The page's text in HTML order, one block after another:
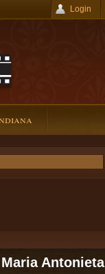
Login
Antonieta